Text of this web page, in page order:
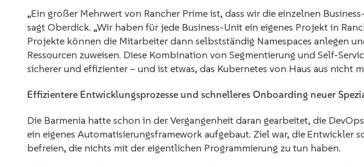
„Ein großer Mehrwert von Rancher Prime ist, dass wir die einzelnen
sagt Oberdick. „Wir haben für jede Business-Unit ein eigenes Projekt in
Projekte können die Mitarbeiter dann selbstständig Namespaces anlegen
Ressourcen zuweisen. Diese Kombination von Segmentierung und Self-
sicherer und effizienter – und ist etwas, das Kubernetes von Haus aus nicht
Effizientere Entwicklungsprozesse und schnelleres Onboarding neuer
Die Barmenia hatte schon in der Vergangenheit daran gearbeitet, die
ein eigenes Automatisierungsframework aufgebaut. Ziel war, die Entwickler
befreien, die nichts mit der eigentlichen Programmierung zu tun haben.